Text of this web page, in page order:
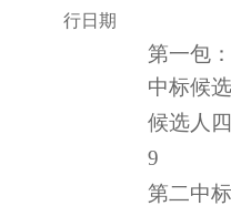
行日期
第一包：
中标候
候选人
9
第二中